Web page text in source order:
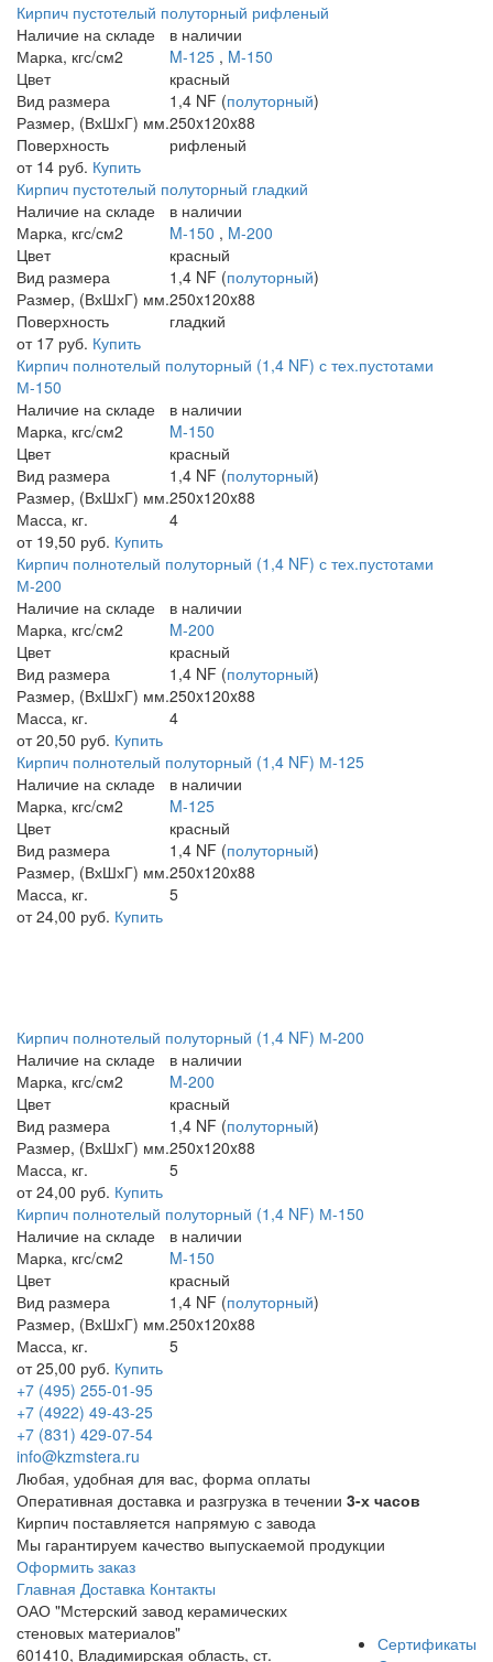
Кирпич пустотелый полуторный рифленый
Наличие на складе
в наличии
Марка, кгс/см2
M-125 , M-150
Цвет
красный
Вид размера
1,4 NF (полуторный)
Размер, (ВхШхГ) мм.250x120x88
Поверхность
рифленый
от 14 руб. Купить
Кирпич пустотелый полуторный гладкий
Наличие на складе
в наличии
Марка, кгс/см2
M-150 , M-200
Цвет
красный
Вид размера
1,4 NF (полуторный)
Размер, (ВхШхГ) мм.250x120x88
Поверхность
гладкий
от 17 руб. Купить
Кирпич полнотелый полуторный (1,4 NF) с тех.пустотами
М-150
Наличие на складе
в наличии
Марка, кгс/см2
M-150
Цвет
красный
Вид размера
1,4 NF (полуторный)
Размер, (ВхШхГ) мм.250x120x88
Масса, кг.
4
от 19,50 руб. Купить
Кирпич полнотелый полуторный (1,4 NF) с тех.пустотами
М-200
Наличие на складе
в наличии
Марка, кгс/см2
M-200
Цвет
красный
Вид размера
1,4 NF (полуторный)
Размер, (ВхШхГ) мм.250x120x88
Масса, кг.
4
от 20,50 руб. Купить
Кирпич полнотелый полуторный (1,4 NF) М-125
Наличие на складе
в наличии
Марка, кгс/см2
M-125
Цвет
красный
Вид размера
1,4 NF (полуторный)
Размер, (ВхШхГ) мм.250x120x88
Масса, кг.
5
от 24,00 руб. Купить
Кирпич полнотелый полуторный (1,4 NF) М-200
Наличие на складе
в наличии
Марка, кгс/см2
M-200
Цвет
красный
Вид размера
1,4 NF (полуторный)
Размер, (ВхШхГ) мм.250x120x88
Масса, кг.
5
от 24,00 руб. Купить
Кирпич полнотелый полуторный (1,4 NF) М-150
Наличие на складе
в наличии
Марка, кгс/см2
M-150
Цвет
красный
Вид размера
1,4 NF (полуторный)
Размер, (ВхШхГ) мм.250x120x88
Масса, кг.
5
от 25,00 руб. Купить
+7 (495) 255-01-95
+7 (4922) 49-43-25
+7 (831) 429-07-54
info@kzmstera.ru
Любая, удобная для вас, форма оплаты
Оперативная доставка и разгрузка в течении 3-х часов
Кирпич поставляется напрямую с завода
Мы гарантируем качество выпускаемой продукции
Оформить заказ
Главная Доставка Контакты
ОАО "Мстерский завод керамических
стеновых материалов"
601410, Владимирская область, ст.
Сертификаты